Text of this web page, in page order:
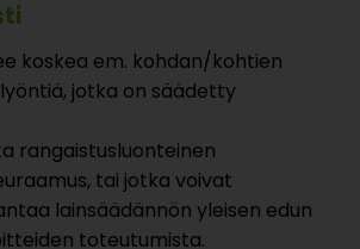
koskea em. kohdan/kohtien
jotka on säädetty
rangaistusluonteinen
tai jotka voivat
lainsäädännön yleisen edun
toteutumista.